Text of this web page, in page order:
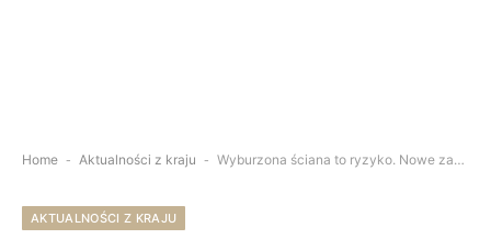
Home - Aktualności z kraju - Wyburzona ściana to ryzyko. Nowe zasady kontroli mieszkań w 2026 roku
AKTUALNOŚCI Z KRAJU